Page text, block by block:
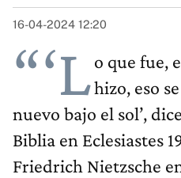
16-04-2024 12:20
“‘Lo que fue,
hizo, eso
nuevo bajo el sol’,
Biblia en Eclesiastes
Friedrich Nietzsche